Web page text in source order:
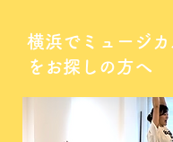
横浜でミュージ
をお探しの方へ